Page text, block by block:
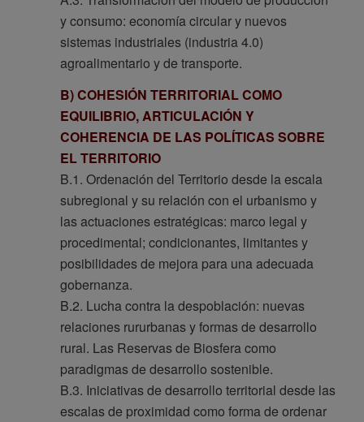
y consumo: economía circular y nuevos
sistemas industriales (industria 4.0)
agroalimentario y de transporte.
B) COHESIÓN TERRITORIAL COMO
EQUILIBRIO, ARTICULACIÓN Y
COHERENCIA DE LAS POLÍTICAS SOBRE
EL TERRITORIO
B.1. Ordenación del Territorio desde la escala
subregional y su relación con el urbanismo y
las actuaciones estratégicas: marco legal y
procedimental; condicionantes, limitantes y
posibilidades de mejora para una adecuada
gobernanza.
B.2. Lucha contra la despoblación: nuevas
relaciones rururbanas y formas de desarrollo
rural. Las Reservas de Biosfera como
paradigmas de desarrollo sostenible.
B.3. Iniciativas de desarrollo territorial desde las
escalas de proximidad como forma de ordenar